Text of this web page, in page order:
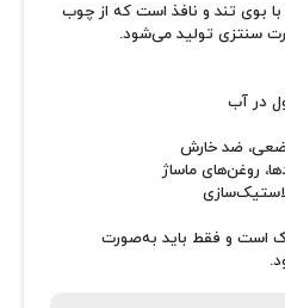
بوی تند و نافذ است که از چوب
سنتزی تولید می‌شود.
در آب
ضد خارش
روغن‌های ماساژ
است و فقط باید به‌صورت